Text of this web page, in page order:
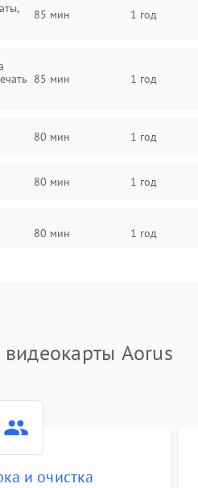
85 мин 1 год
85 мин 1 год
80 мин 1 год
80 мин 1 год
80 мин 1 год
Aorus
и очистка